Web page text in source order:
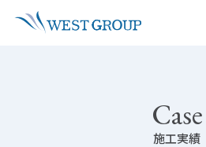
Case
施工実績